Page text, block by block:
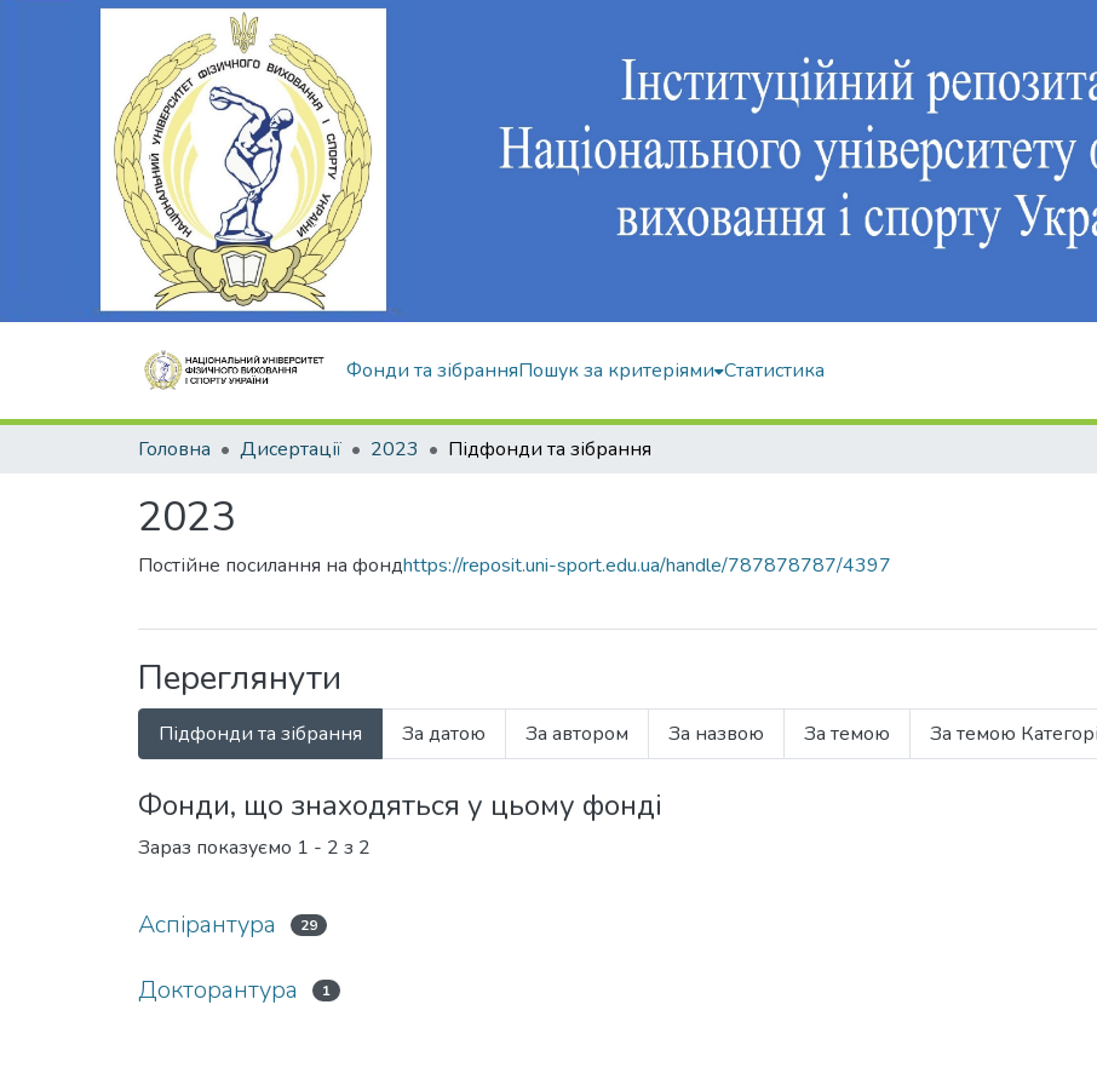
Фонди та зібранняПошук за критеріями Статистика
Головна Дисертації 2023 Підфонди та зібрання
2023
Постійне посилання на фондhttps://reposit.uni-sport.edu.ua/handle/787878787/4397
Переглянути
Підфонди та зібрання За датою За автором За назвою За темою За темою
Фонди, що знаходяться у цьому фонді
Зараз показуємо 1 - 2 з 2
Аспірантура 29
Докторантура 1